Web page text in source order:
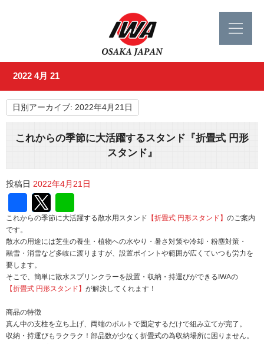
2022 4月 21
日別アーカイブ: 2022年4月21日
これからの季節に大活躍するスタンド『折畳式 円形
スタンド』
投稿日 2022年4月21日
Facebook
これからの季節に大活躍する散水用スタンド 【折畳式 円形スタンド】 のご案内
です。
散水の用途には芝生の養生・植物への水やり・暑さ対策や冷却・粉塵対策・
融雪・消雪など多岐に渡りますが、設置ポイントや範囲が広くていつも労力を
要します。
そこで、簡単に散水スプリンクラーを設置・収納・持運びができるIWAの
【折畳式 円形スタンド】 が解決してくれます！
商品の特徴
真ん中の支柱を立ち上げ、両端のボルトで固定するだけで組み立てが完了。
収納・持運びもラクラク！部品数が少なく折畳式の為収納場所に困りません。